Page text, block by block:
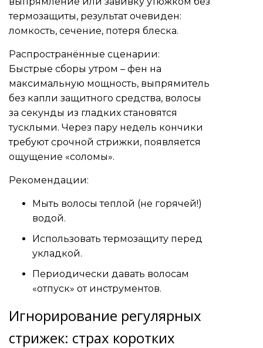
термозащиты, результат очевиден:
ломкость, сечение, потеря блеска.
Распространённые сценарии:
Быстрые сборы утром – фен на
максимальную мощность, выпрямитель
без капли защитного средства, волосы
за секунды из гладких становятся
тусклыми. Через пару недель кончики
требуют срочной стрижки, появляется
ощущение «соломы».
Рекомендации:
Мыть волосы теплой (не горячей!)
водой.
Использовать термозащиту перед
укладкой.
Периодически давать волосам
«отпуск» от инструментов.
Игнорирование регулярных
стрижек: страх коротких